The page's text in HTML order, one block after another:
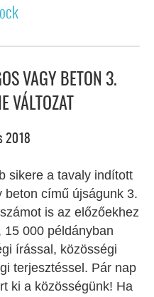
VAGY BETON 3.
VÁLTOZAT
2018
sikere a tavaly indított
beton című újságunk 3.
is az előzőekhez
15 000 példányban
írással, közösségi
terjesztéssel. Pár nap
ki a közösségünk! Ha